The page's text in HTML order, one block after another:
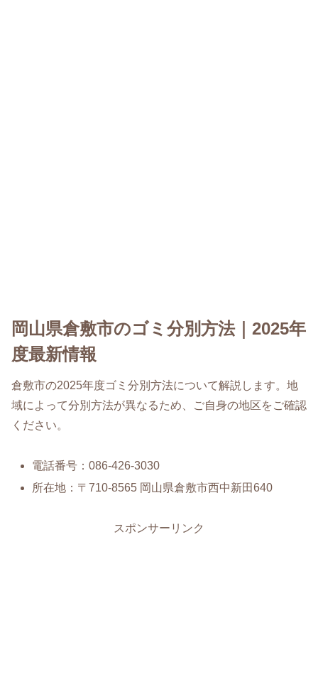
岡山県倉敷市のゴミ分別方法｜2025年
度最新情報
倉敷市の2025年度ゴミ分別方法について解説します。地
域によって分別方法が異なるため、ご自身の地区をご確認
ください。
電話番号：086-426-3030
所在地：〒710-8565 岡山県倉敷市西中新田640
スポンサーリンク